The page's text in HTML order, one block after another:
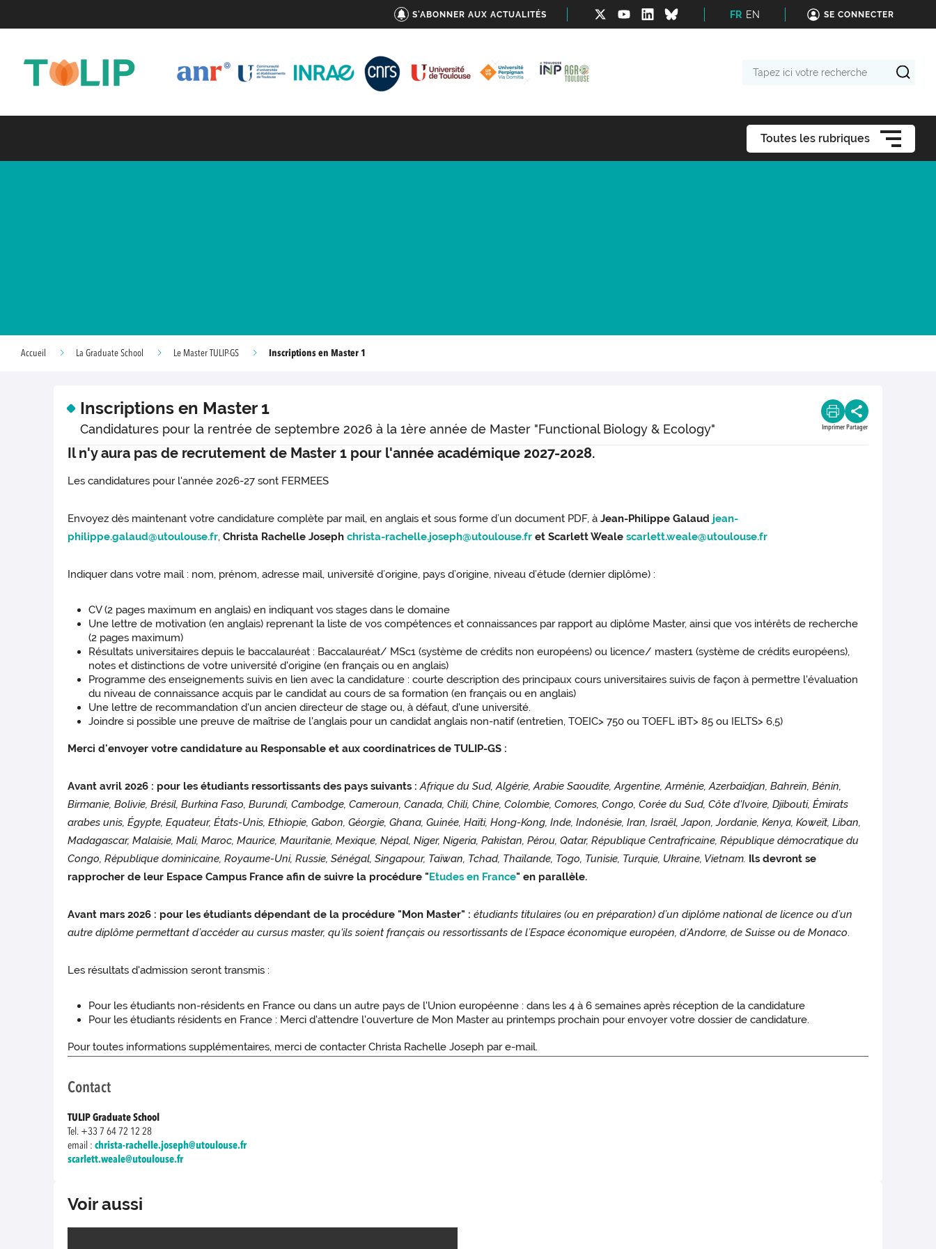
S'ABONNER AUX ACTUALITÉS FR EN SE CONNECTER
Toutes les rubriques
Accueil La Graduate School Le Master TULIP-GS Inscriptions en Master 1
Inscriptions en Master 1
Candidatures pour la rentrée de septembre 2026 à la 1ère année de Master "Functional Biology & Ecology" Imprimer Partager
Il n'y aura pas de recrutement de Master 1 pour l'année académique 2027-2028.
Les candidatures pour l'année 2026-27 sont FERMEES
Envoyez dès maintenant votre candidature complète par mail, en anglais et sous forme d’un document PDF, àJean-Philippe Galaud jean-
philippe.galaud@utoulouse.fr, Christa Rachelle Josephchrista-rachelle.joseph@utoulouse.fr et Scarlett Wealescarlett.weale@utoulouse.fr
Indiquer dans votre mail : nom, prénom, adresse mail, université d’origine, pays d’origine, niveau d’étude (dernier diplôme) :
CV (2 pages maximum en anglais) en indiquant vos stages dans le domaine
Une lettre de motivation (en anglais) reprenant la liste de vos compétences et connaissances par rapport au diplôme Master, ainsi que vos intérêts de recherche
(2 pages maximum)
Résultats universitaires depuis le baccalauréat : Baccalauréat/ MSc1 (système de crédits non européens) ou licence/ master1 (système de crédits européens),
notes et distinctions de votre université d'origine (en français ou en anglais)
Programme des enseignements suivis en lien avec la candidature : courte description des principaux cours universitaires suivis de façon à permettre l'évaluation
du niveau de connaissance acquis par le candidat au cours de sa formation (en français ou en anglais)
Une lettre de recommandation d'un ancien directeur de stage ou, à défaut, d'une université.
Joindre si possible une preuve de maîtrise de l'anglais pour un candidat anglais non-natif (entretien, TOEIC> 750 ou TOEFL iBT> 85 ou IELTS> 6,5)
Merci d'envoyer votre candidature au Responsable et aux coordinatrices de TULIP-GS :
Avant avril 2026 : pour les étudiants ressortissants des pays suivants : Afrique du Sud, Algérie, Arabie Saoudite, Argentine, Arménie, Azerbaïdjan, Bahreïn, Bénin,
Birmanie, Bolivie, Brésil, Burkina Faso, Burundi, Cambodge, Cameroun, Canada, Chili, Chine, Colombie, Comores, Congo, Corée du Sud, Côte d'Ivoire, Djibouti, Émirats
arabes unis, Égypte, Equateur, États-Unis, Ethiopie, Gabon, Géorgie, Ghana, Guinée, Haïti, Hong-Kong, Inde, Indonésie, Iran, Israël, Japon, Jordanie, Kenya, Koweït, Liban,
Madagascar, Malaisie, Mali, Maroc, Maurice, Mauritanie, Mexique, Népal, Niger, Nigeria, Pakistan, Pérou, Qatar, République Centrafricaine, République démocratique du
Congo, République dominicaine, Royaume-Uni, Russie, Sénégal, Singapour, Taïwan, Tchad, Thaïlande, Togo, Tunisie, Turquie, Ukraine, Vietnam. Ils devront se
rapprocher de leur Espace Campus France afin de suivre la procédure "Etudes en France" en parallèle.
Avant mars 2026 : pour les étudiants dépendant de la procédure "Mon Master" : étudiants titulaires (ou en préparation) d’un diplôme national de licence ou d’un
autre diplôme permettant d’accéder au cursus master, qu'ils soient français ou ressortissants de l’Espace économique européen, d’Andorre, de Suisse ou de Monaco.
Les résultats d'admission seront transmis :
Pour les étudiants non-résidents en France ou dans un autre pays de l'Union européenne : dans les 4 à 6 semaines après réception de la candidature
Pour les étudiants résidents en France : Merci d'attendre l'ouverture de Mon Master au printemps prochain pour envoyer votre dossier de candidature.
Pour toutes informations supplémentaires, merci de contacter Christa Rachelle Joseph par e-mail.
Contact
TULIP Graduate School
Tel. +33 7 64 72 12 28
email : christa-rachelle.joseph@utoulouse.fr
scarlett.weale@utoulouse.fr
Voir aussi